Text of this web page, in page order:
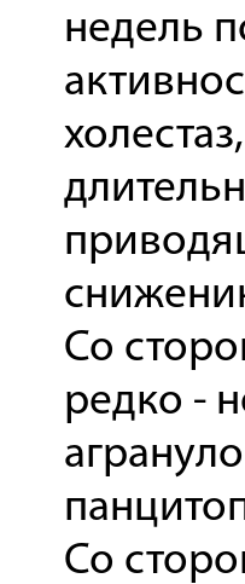
недель
Со
редко -
Со